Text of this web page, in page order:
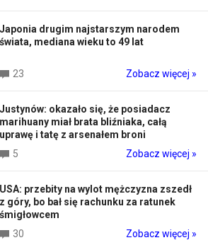
Japonia drugim najstarszym narodem
świata, mediana wieku to 49 lat
23 Zobacz więcej »
Justynów: okazało się, że posiadacz
marihuany miał brata bliźniaka, całą
uprawę i tatę z arsenałem broni
5
Zobacz więcej »
USA: przebity na wylot mężczyzna zszedł
z góry, bo bał się rachunku za ratunek
śmigłowcem
30
Zobacz więcej »